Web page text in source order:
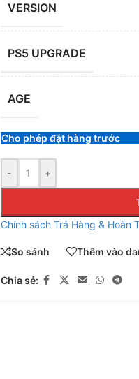
VERSION
PS5 UPGRADE
AGE
Cho phép đặt hàng trước
- +
Chính sách Trả Hàng & Hoàn
So sánh Thêm vào
Chia sẻ: